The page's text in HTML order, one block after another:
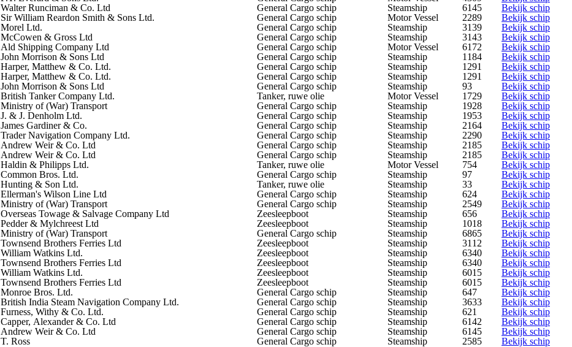
Walter Runciman & Co. Ltd General Cargo schip Steamship 6145
Bekijk schip
Sir William Reardon Smith & Sons Ltd. General Cargo schip Motor Vessel 2289
Bekijk schip
Morel Ltd. General Cargo schip Steamship 3139
Bekijk schip
McCowen & Gross Ltd General Cargo schip Steamship 3143
Bekijk schip
Ald Shipping Company Ltd General Cargo schip Motor Vessel 6172
Bekijk schip
John Morrison & Sons Ltd General Cargo schip Steamship 1184
Bekijk schip
Harper, Matthew & Co. Ltd. General Cargo schip Steamship 1291
Bekijk schip
Harper, Matthew & Co. Ltd. General Cargo schip Steamship 1291
Bekijk schip
John Morrison & Sons Ltd General Cargo schip Steamship 93
Bekijk schip
British Tanker Company Ltd. Tanker, ruwe olie Motor Vessel 1729
Bekijk schip
Ministry of (War) Transport General Cargo schip Steamship 1928
Bekijk schip
J. & J. Denholm Ltd. General Cargo schip Steamship 1953
Bekijk schip
James Gardiner & Co. General Cargo schip Steamship 2164
Bekijk schip
Trader Navigation Company Ltd. General Cargo schip Steamship 2290
Bekijk schip
Andrew Weir & Co. Ltd General Cargo schip Steamship 2185
Bekijk schip
Andrew Weir & Co. Ltd General Cargo schip Steamship 2185
Bekijk schip
Haldin & Philipps Ltd. Tanker, ruwe olie Motor Vessel 754
Bekijk schip
Common Bros. Ltd. General Cargo schip Steamship 97
Bekijk schip
Hunting & Son Ltd. Tanker, ruwe olie Steamship 33
Bekijk schip
Ellerman's Wilson Line Ltd General Cargo schip Steamship 624
Bekijk schip
Ministry of (War) Transport General Cargo schip Steamship 2549
Bekijk schip
Overseas Towage & Salvage Company Ltd Zeesleepboot Steamship 656
Bekijk schip
Pedder & Mylchreest Ltd Zeesleepboot Steamship 1018
Bekijk schip
Ministry of (War) Transport General Cargo schip Steamship 6865
Bekijk schip
Townsend Brothers Ferries Ltd Zeesleepboot Steamship 3112
Bekijk schip
William Watkins Ltd. Zeesleepboot Steamship 6340
Bekijk schip
Townsend Brothers Ferries Ltd Zeesleepboot Steamship 6340
Bekijk schip
William Watkins Ltd. Zeesleepboot Steamship 6015
Bekijk schip
Townsend Brothers Ferries Ltd Zeesleepboot Steamship 6015
Bekijk schip
Monroe Bros. Ltd. General Cargo schip Steamship 647
Bekijk schip
British India Steam Navigation Company Ltd. General Cargo schip Steamship 3633
Bekijk schip
Furness, Withy & Co. Ltd. General Cargo schip Steamship 621
Bekijk schip
Capper, Alexander & Co. Ltd General Cargo schip Steamship 6142
Bekijk schip
Andrew Weir & Co. Ltd General Cargo schip Steamship 6145
Bekijk schip
T. Ross General Cargo schip Steamship 2585 Bekijk schip